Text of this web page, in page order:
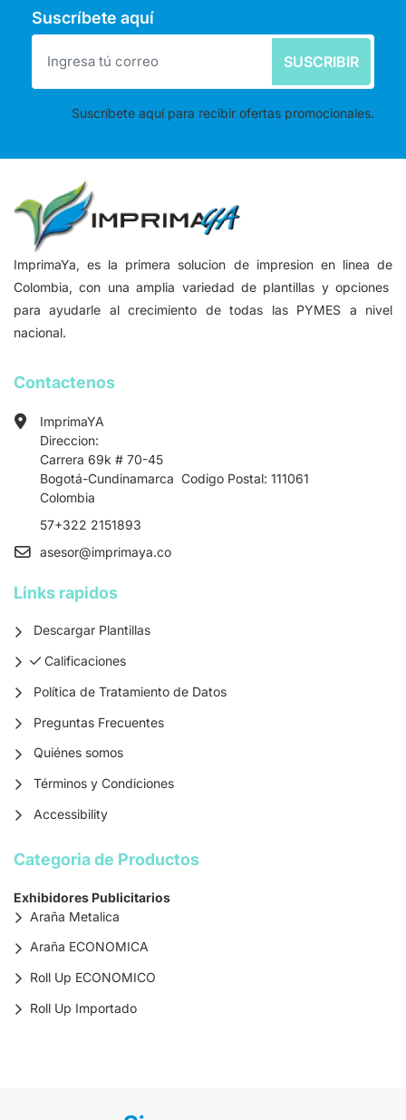
Suscríbete aquí
SUSCRIBIR
Suscríbete aquí para recibir ofertas promocionales.
ImprimaYa, es la primera solucion de impresion en linea de
Colombia, con una amplia variedad de plantillas y opciones
para ayudarle al crecimiento de todas las PYMES a nivel
nacional.
Contactenos
ImprimaYA
Direccion:
Carrera 69k # 70-45
Bogotá-Cundinamarca Codigo Postal: 111061
Colombia
57+322 2151893
asesor@imprimaya.co
Links rapidos
Descargar Plantillas
Calificaciones
Calificaciones
Política de Tratamiento de Datos
Preguntas Frecuentes
Quiénes somos
Términos y Condiciones
Accessibility
Categoria de Productos
Exhibidores Publicitarios
Araña Metalica
Araña ECONOMICA
Roll Up ECONOMICO
Roll Up Importado